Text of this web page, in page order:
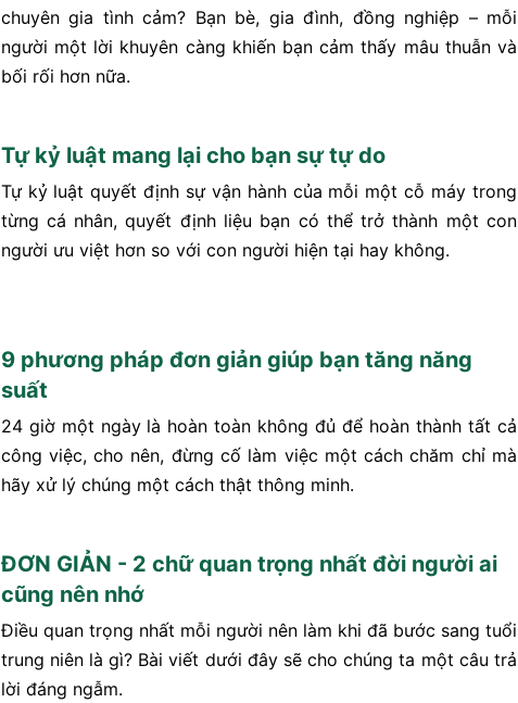
chuyên gia tình cảm? Bạn bè, gia đình, đồng nghiệp – mỗi
người một lời khuyên càng khiến bạn cảm thấy mâu thuẫn và
bối rối hơn nữa.
Tự kỷ luật mang lại cho bạn sự tự do
Tự kỷ luật quyết định sự vận hành của mỗi một cỗ máy trong
từng cá nhân, quyết định liệu bạn có thể trở thành một con
người ưu việt hơn so với con người hiện tại hay không.
9 phương pháp đơn giản giúp bạn tăng năng
suất
24 giờ một ngày là hoàn toàn không đủ để hoàn thành tất cả
công việc, cho nên, đừng cố làm việc một cách chăm chỉ mà
hãy xử lý chúng một cách thật thông minh.
ĐƠN GIẢN - 2 chữ quan trọng nhất đời người ai
cũng nên nhớ
Điều quan trọng nhất mỗi người nên làm khi đã bước sang tuổi
trung niên là gì? Bài viết dưới đây sẽ cho chúng ta một câu trả
lời đáng ngẫm.